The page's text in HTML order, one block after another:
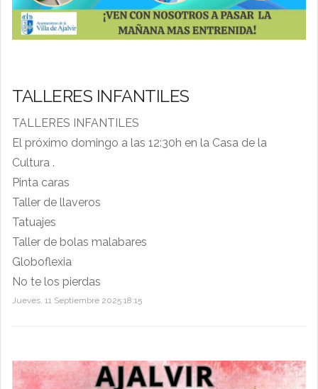
TALLERES INFANTILES
TALLERES INFANTILES
El próximo domingo a las 12:30h en la Casa de la
Cultura .
Pinta caras
Taller de llaveros
Tatuajes
Taller de bolas malabares
Globoflexia
No te los pierdas
Jueves, 11 Septiembre 2025 18:15